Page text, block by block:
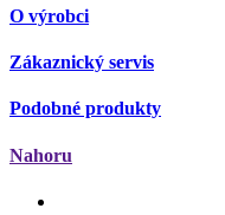
O výrobci
Zákaznický servis
Podobné produkty
Nahoru